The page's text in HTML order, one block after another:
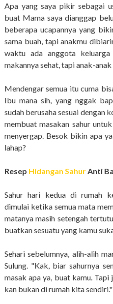
Apa yang saya pikir sebagai
buat Mama saya dianggap
beberapa ucapannya yang
sama buah, tapi anakmu
waktu ada anggota
makannya sehat, tapi anak-
Mendengar semua itu cuma
Ibu mana sih, yang nggak
sudah berusaha sesuai dengan
membuat masakan sahur
menyergap. Besok bikin apa
lahap?
Resep Hidangan SahurAnti
Sahur hari kedua di rumah
dimulai ketika semua mata
matanya masih setengah
buatkan sesuatu yang kamu
Sehari sebelumnya, alih-alih
Sulung. "Kak, biar sahurnya
masak apa ya, buat kamu. Tapi
kan bukan di rumah kita sendiri."